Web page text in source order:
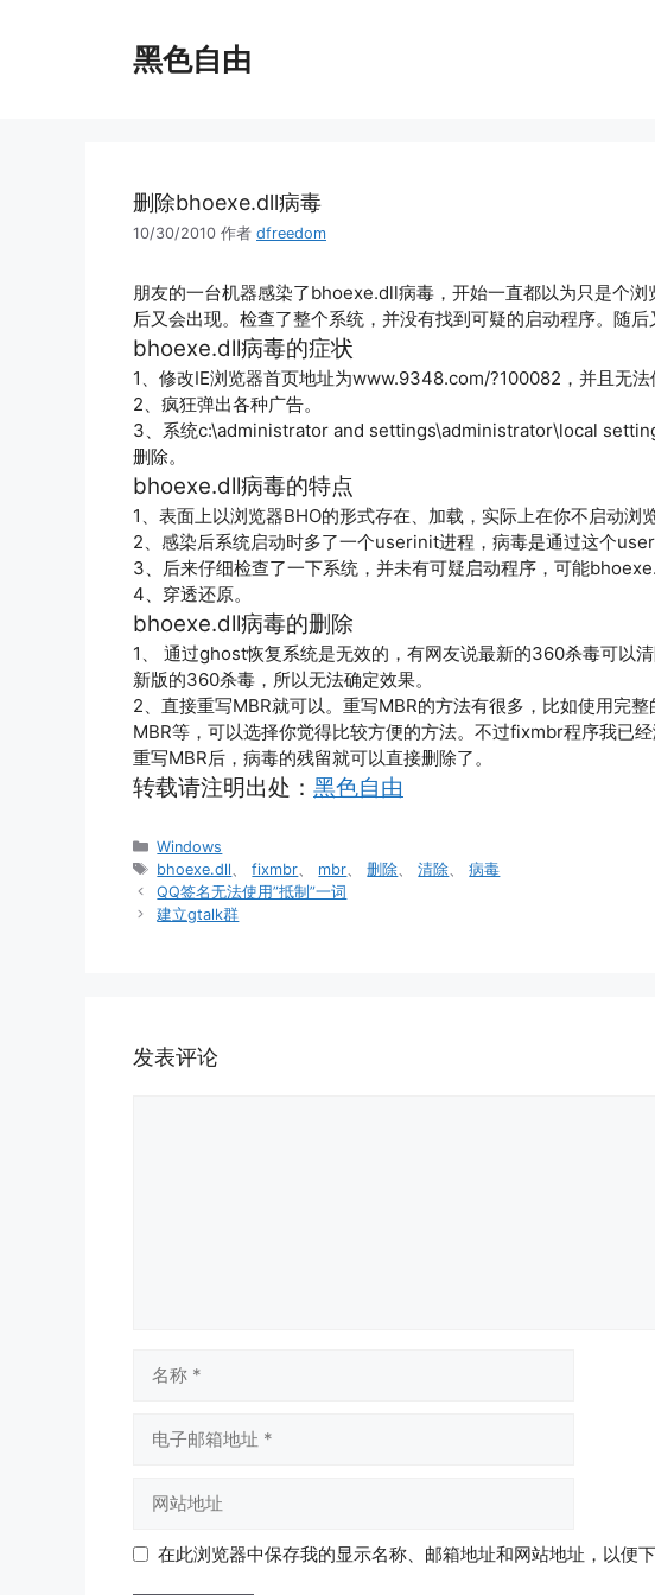
黑色自由
删除bhoexe.dll病毒
10/30/2010 作者 dfreedom
朋友的一台机器感染了bhoexe.dll病毒，开始一直都以为只是个
后又会出现。检查了整个系统，并没有找到可疑的启动程序。随
bhoexe.dll病毒的症状
1、修改IE浏览器首页地址为www.9348.com/?100082，并且无法
2、疯狂弹出各种广告。
3、系统c:\administrator and settings\administrator\local
删除。
bhoexe.dll病毒的特点
1、表面上以浏览器BHO的形式存在、加载，实际上在你不启动浏
2、感染后系统启动时多了一个userinit进程，病毒是通过这个
3、后来仔细检查了一下系统，并未有可疑启动程序，可能
4、穿透还原。
bhoexe.dll病毒的删除
1、 通过ghost恢复系统是无效的，有网友说最新的360杀毒可以
新版的360杀毒，所以无法确定效果。
2、直接重写MBR就可以。重写MBR的方法有很多，比如使用完
MBR等，可以选择你觉得比较方便的方法。不过fixmbr程序我已
重写MBR后，病毒的残留就可以直接删除了。
转载请注明出处： 黑色自由
分
类
Windows
标
签
bhoexe.dll 、fixmbr mbr 、删除 、清除 、病毒
QQ签名无法使用”抵制”一词
建立gtalk群
发表评论
址
地
址
在此浏览器中保存我的显示名称、邮箱地址和网站地址，以便下